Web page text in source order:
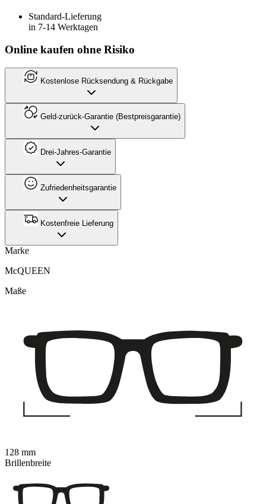
Standard-Lieferung
in 7-14 Werktagen
Online kaufen ohne Risiko
Kostenlose Rücksendung & Rückgabe
Geld-zurück-Garantie (Bestpreisgarantie)
Drei-Jahres-Garantie
Zufriedenheitsgarantie
Kostenfreie Lieferung
Marke
McQUEEN
Maße
128 mm
Brillenbreite